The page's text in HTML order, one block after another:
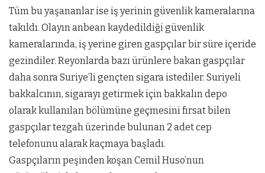
Tüm bu yaşananlar ise iş yerinin güvenlik kameralarına
takıldı. Olayın anbean kaydedildiği güvenlik
kameralarında, iş yerine giren gaspçılar bir süre içeride
gezindiler. Reyonlarda bazı ürünlere bakan gaspçılar
daha sonra Suriye’li gençten sigara istediler. Suriyeli
bakkalcının, sigarayı getirmek için bakkalın depo
olarak kullanılan bölümüne geçmesini fırsat bilen
gaspçılar tezgah üzerinde bulunan 2 adet cep
telefonunu alarak kaçmaya başladı.
Gaspçıların peşinden koşan Cemil Huso’nun